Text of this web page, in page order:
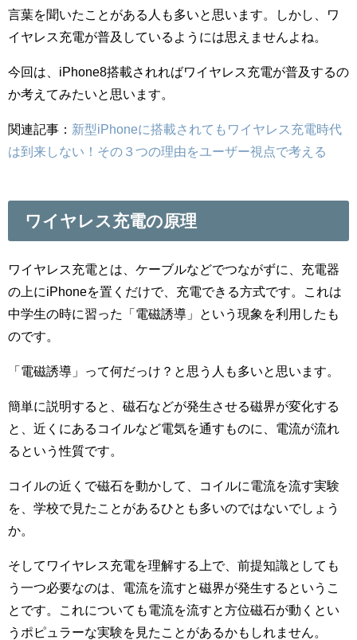
言葉を聞いたことがある人も多いと思います。しかし、ワ
イヤレス充電が普及しているようには思えませんよね。
今回は、iPhone8搭載されればワイヤレス充電が普及するの
か考えてみたいと思います。
関連記事： 新型iPhoneに搭載されてもワイヤレス充電時代
は到来しない！その３つの理由をユーザー視点で考える
ワイヤレス充電の原理
ワイヤレス充電とは、ケーブルなどでつながずに、充電器
の上にiPhoneを置くだけで、充電できる方式です。これは
中学生の時に習った「電磁誘導」という現象を利用したも
のです。
「電磁誘導」って何だっけ？と思う人も多いと思います。
簡単に説明すると、磁石などが発生させる磁界が変化する
と、近くにあるコイルなど電気を通すものに、電流が流れ
るという性質です。
コイルの近くで磁石を動かして、コイルに電流を流す実験
を、学校で見たことがあるひとも多いのではないでしょう
か。
そしてワイヤレス充電を理解する上で、前提知識としても
う一つ必要なのは、電流を流すと磁界が発生するというこ
とです。これについても電流を流すと方位磁石が動くとい
うポピュラーな実験を見たことがあるかもしれません。